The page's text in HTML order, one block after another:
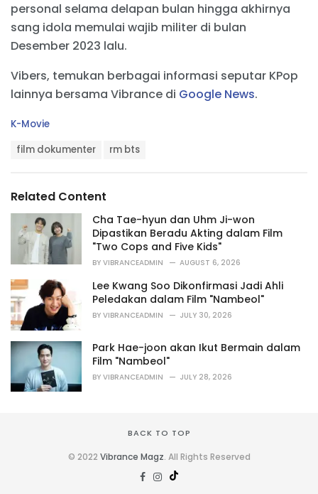
personal selama delapan bulan hingga akhirnya
sang idola memulai wajib militer di bulan
Desember 2023 lalu.
Vibers, temukan berbagai informasi seputar KPop
lainnya bersama Vibrance di Google News.
C
r
i
K-Movie
:
film dokumenter rm bts
Related Content
Cha Tae-hyun dan Uhm Ji-won
Dipastikan Beradu Akting dalam Film
"Two Cops and Five Kids"
BY VIBRANCEADMIN AUGUST 6, 2026
Lee Kwang Soo Dikonfirmasi Jadi Ahli
Peledakan dalam Film "Nambeol"
BY VIBRANCEADMIN JULY 30, 2026
Park Hae-joon akan Ikut Bermain dalam
Film "Nambeol"
BY VIBRANCEADMIN JULY 28, 2026
BACK TO TOP
© 2022 Vibrance Magz. All Rights Reserved